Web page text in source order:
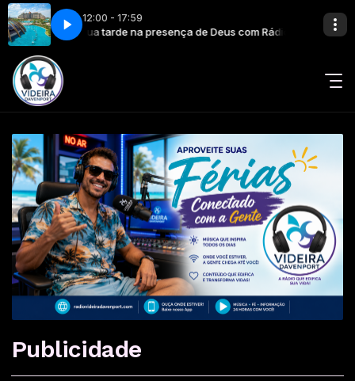
12:00 - 17:59
Sua tarde na presença de Deus com Rádio Videira Davenport
Publicidade